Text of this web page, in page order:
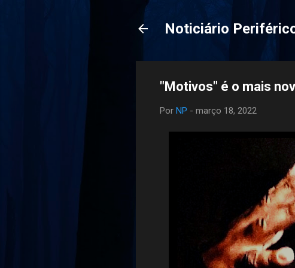
Noticiário
"Motivos" é o mais
Por NP - março 18, 2022